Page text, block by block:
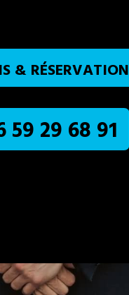
& RÉSERVATION
29 68 91